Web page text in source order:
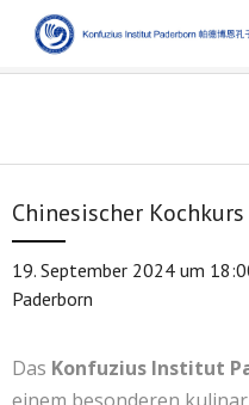
Aktuelles新闻
Kultur文化
Chinesischer
19. September 2024 um
Paderborn
Das Konfuzius Institut